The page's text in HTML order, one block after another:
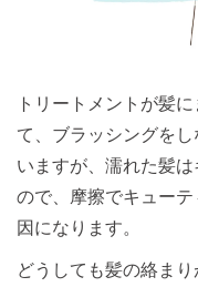
トリートメントが髪
て、ブラッシングを
いますが、濡れた髪
ので、摩擦でキュー
因になります。
どうしても髪の絡ま